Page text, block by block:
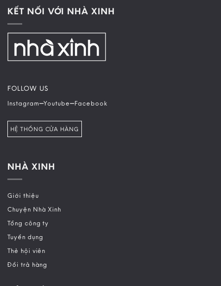
KẾT NỐI VỚI NHÀ XINH
FOLLOW US
Instagram–Youtube–Facebook
HỆ THỐNG CỬA HÀNG
NHÀ XINH
Giới thiệu
Chuyện Nhà Xinh
Tổng công ty
Tuyển dụng
Thẻ hội viên
Đổi trả hàng